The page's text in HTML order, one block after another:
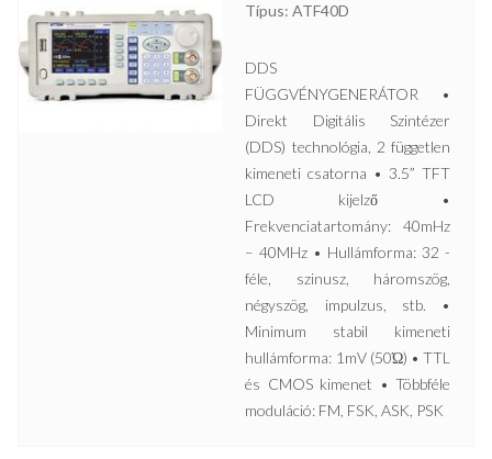
Típus: ATF40D
DDS
FÜGGVÉNYGENERÁTOR •
Direkt Digitális Szintézer
(DDS) technológia, 2 független
kimeneti csatorna • 3.5” TFT
LCD kijelző •
Frekvenciatartomány: 40mHz
– 40MHz • Hullámforma: 32 -
féle, szinusz, háromszög,
négyszög, impulzus, stb. •
Minimum stabil kimeneti
hullámforma: 1mV (50Ώ) • TTL
és CMOS kimenet • Többféle
moduláció: FM, FSK, ASK, PSK